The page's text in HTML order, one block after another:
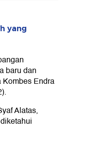
yang
baru dan
Endra
Alatas,